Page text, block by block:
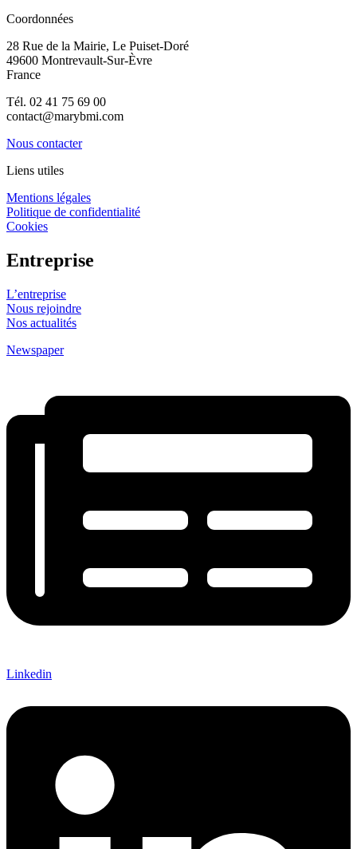
Coordonnées
28 Rue de la Mairie, Le Puiset-Doré
49600 Montrevault-Sur-Èvre
France
Tél. 02 41 75 69 00
contact@marybmi.com
Nous contacter
Liens utiles
Mentions légales
Politique de confidentialité
Cookies
Entreprise
L’entreprise
Nous rejoindre
Nos actualités
Newspaper
Linkedin